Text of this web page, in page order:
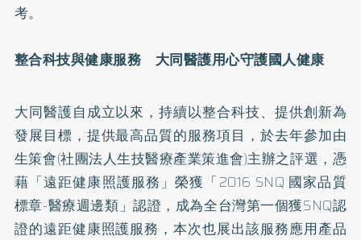
考。
整合科技與健康服務 大同醫護用心守護國人健康
大同醫護自成立以來，持續以整合科技、提供創新為
發展目標，提供最高品質的服務項目，於去年參加由
生策會(社團法人生技醫療產業策進會)主辦之評選，憑
藉「遠距健康照護服務」榮獲「2016 SNQ 國家品質
標章-醫療週邊類」認證，成為全台灣第一個獲SNQ認
證的遠距健康照護服務，本次也展出該服務應用產品